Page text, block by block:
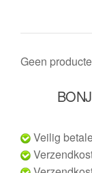
Geen
Veilig